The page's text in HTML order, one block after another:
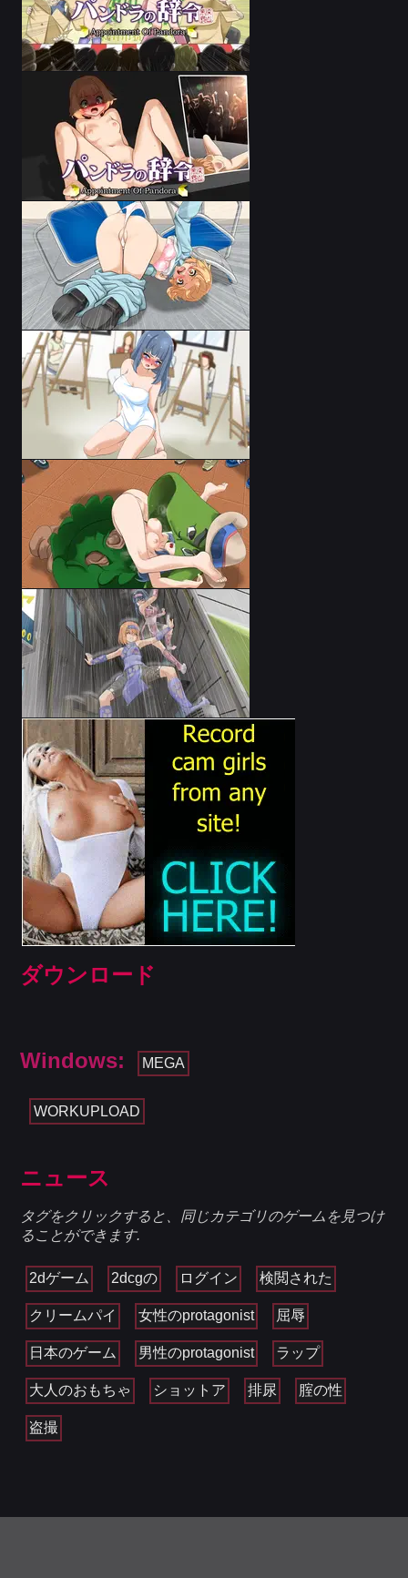
ダウンロード
Windows: MEGA
WORKUPLOAD
ニュース
タグをクリックすると、同じカテゴリのゲームを見つけ
ることができます.
2dゲーム 2dcgの ログイン 検閲された
クリームパイ 女性のprotagonist 屈辱
日本のゲーム 男性のprotagonist ラップ
大人のおもちゃ ショットア 排尿 腟の性
盗撮